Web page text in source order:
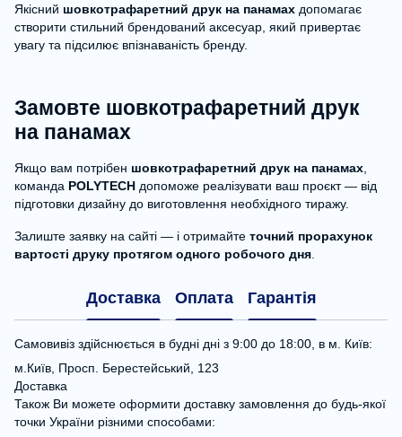
Якісний шовкотрафаретний друк на панамах допомагає
створити стильний брендований аксесуар, який привертає
увагу та підсилює впізнаваність бренду.
Замовте шовкотрафаретний друк
на панамах
Якщо вам потрібен шовкотрафаретний друк на панамах
команда POLYTECH допоможе реалізувати ваш проєкт — від
підготовки дизайну до виготовлення необхідного тиражу.
Залиште заявку на сайті — і отримайте точний прорахунок
вартості друку протягом одного робочого дня
Доставка Оплата Гарантія
Самовивіз здійснюється в будні дні з 9:00 до 18:00, в м. Київ:
м.Київ, Просп. Берестейський, 123
Доставка
Також Ви можете оформити доставку замовлення до будь-якої
точки України різними способами: